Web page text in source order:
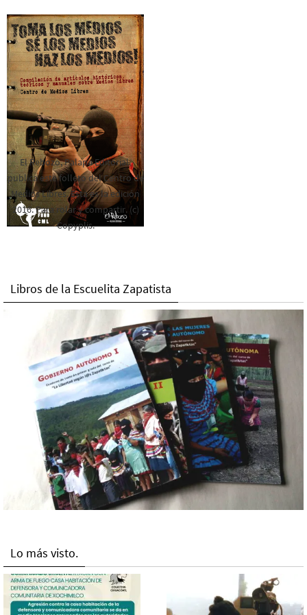
El Rebozo, Palapa Editorial,
publica este folleto del Centro de
Medios Libres. Esta es la edición
2016. Para rolar y compartir. (c)
Copyplis.
Libros de la Escuelita Zapatista
Lo más visto.